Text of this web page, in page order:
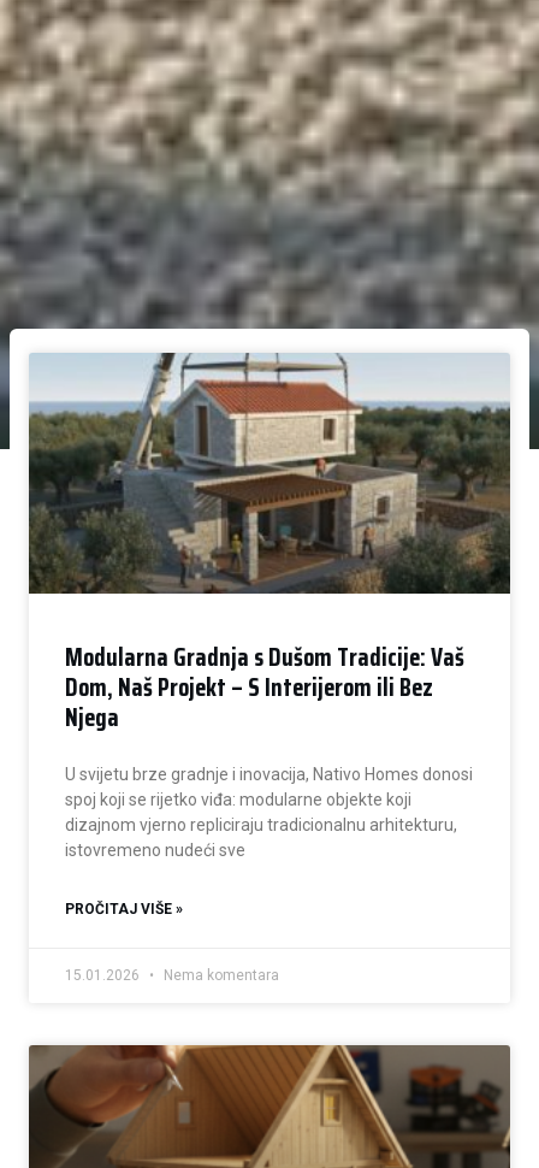
Modularna Gradnja s Dušom Tradicije: Vaš
Dom, Naš Projekt – S Interijerom ili Bez
Njega
U svijetu brze gradnje i inovacija, Nativo Homes donosi
spoj koji se rijetko viđa: modularne objekte koji
dizajnom vjerno repliciraju tradicionalnu arhitekturu,
istovremeno nudeći sve
PROČITAJ VIŠE »
15.01.2026 Nema komentara